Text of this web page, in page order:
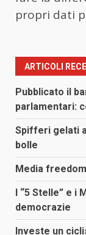
propri dati
ARTICOLI
Pubblicato il
parlamentari:
Spifferi gelati
bolle
Media
I “5 Stelle” e
democrazie
Investe un